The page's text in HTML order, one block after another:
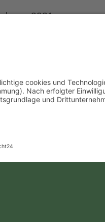
2021
Wasser, vor Leben
Garten von
zur
Leser! Ihr könnt euch